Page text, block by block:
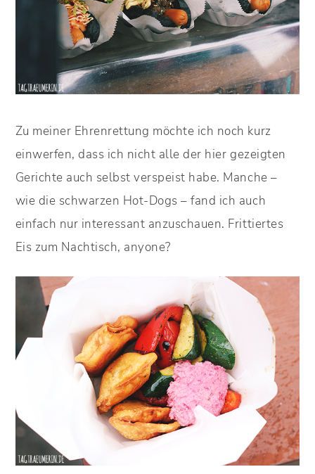
Zu meiner Ehrenrettung möchte ich noch kurz
einwerfen, dass ich nicht alle der hier gezeigten
Gerichte auch selbst verspeist habe. Manche –
wie die schwarzen Hot-Dogs – fand ich auch
einfach nur interessant anzuschauen. Frittiertes
Eis zum Nachtisch, anyone?